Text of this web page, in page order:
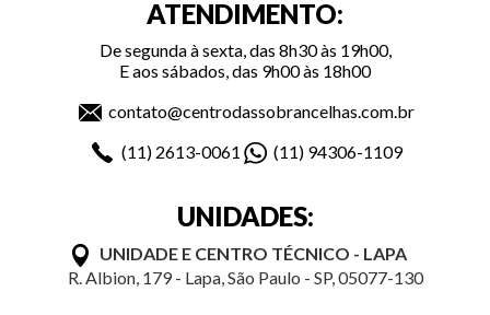
ATENDIMENTO:
De segunda à sexta, das 8h30 às 19h00,
E aos sábados, das 9h00 às 18h00
contato@centrodassobrancelhas.com.br
(11) 2613-0061 (11) 94306-1109
UNIDADES:
UNIDADE E CENTRO TÉCNICO - LAPA
R. Albion, 179 - Lapa, São Paulo - SP, 05077-130